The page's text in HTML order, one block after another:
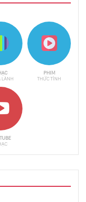
LÀNH
PHIM
THỨC TỈNH